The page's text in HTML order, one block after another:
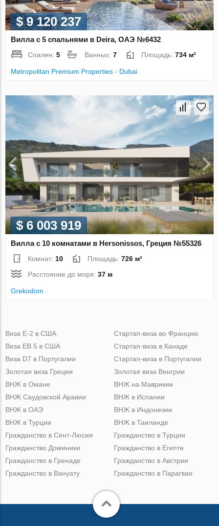
$ 9 120 237
Вилла с 5 спальнями в Deira, ОАЭ №6432
Спален:5 Ванных:7 Площадь:734 м²
Metropolitan Premium Properties - Dubai
$ 6 003 919
Вилла с 10 комнатами в Hersonissos, Греция №55326
Комнат: 10 Площадь:726 м²
Расстояние до моря:37 м
Grekodom
Виза Е-2 в США
Виза ЕВ 5 в США
Виза D7 в Португалии
Золотая виза Греции
Стартап-виза во Францию
Стартап-виза в Канаде
Стартап-виза в Португалии
Золотая виза Венгрии
ВНЖ в Омане
ВНЖ Саудовской Аравии
ВНЖ в ОАЭ
ВНЖ в Турции
ВНЖ на Маврикии
ВНЖ в Испании
ВНЖ в Индонезии
ВНЖ в Таиланде
Гражданство в Сент-Люсия
Гражданство Доминики
Гражданство в Гренаде
Гражданство в Вануату
Гражданство в Турции
Гражданство в Египте
Гражданство в Австрии
Гражданство в Парагвае